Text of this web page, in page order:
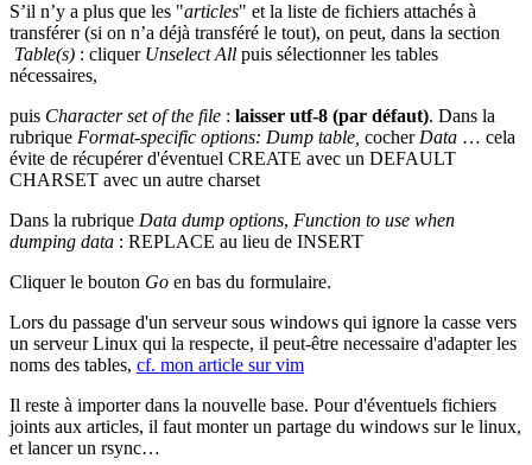
S’il n’y a plus que les "articles" et la liste de fichiers attachés à
transférer (si on n’a déjà transféré le tout), on peut, dans la section
Table(s) : cliquer Unselect All puis sélectionner les tables
nécessaires,
puis Character set of the file : laisser utf-8 (par défaut). Dans la
rubrique Format-specific options: Dump table, cocherData … cela
évite de récupérer d'éventuel CREATE avec un DEFAULT
CHARSET avec un autre charset
Dans la rubrique Data dump options, Function to use when
dumping data : REPLACE au lieu de INSERT
Cliquer le bouton Go en bas du formulaire.
Lors du passage d'un serveur sous windows qui ignore la casse vers
un serveur Linux qui la respecte, il peut-être necessaire d'adapter les
noms des tables, cf. mon article sur vim
Il reste à importer dans la nouvelle base. Pour d'éventuels fichiers
joints aux articles, il faut monter un partage du windows sur le linux,
et lancer un rsync…